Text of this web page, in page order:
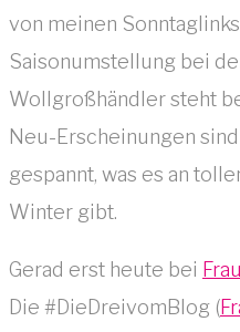
von meinen
Saisonumstellung bei
Wollgroßhändler steht
Neu-Erscheinungen
gespannt, was es an
Winter gibt.
Gerad erst heute bei
Die #DieDreivomBlog (